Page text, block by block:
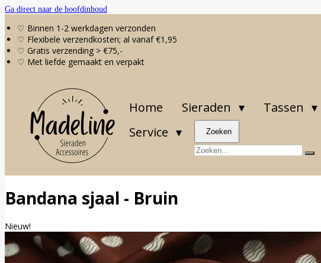
Ga direct naar de hoofdinhoud
♡ Binnen 1-2 werkdagen verzonden
♡ Flexibele verzendkosten; al vanaf €1,95
♡ Gratis verzending > €75,-
♡ Met liefde gemaakt en verpakt
Home Sieraden Tassen
Service
Zoeken
Bandana sjaal - Bruin
Nieuw!